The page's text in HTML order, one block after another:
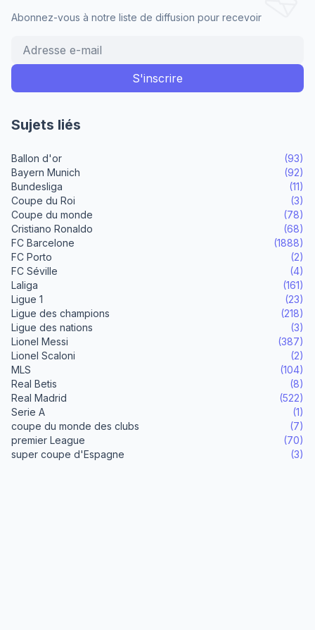
Abonnez-vous à notre liste de diffusion pour recevoir
Sujets liés
Ballon d'or
(93)
Bayern Munich
(92)
Bundesliga
(11)
Coupe du Roi
(3)
Coupe du monde
(78)
Cristiano Ronaldo
(68)
FC Barcelone
(1888)
FC Porto
(2)
FC Séville
(4)
Laliga
(161)
Ligue 1
(23)
Ligue des champions
(218)
Ligue des nations
(3)
Lionel Messi
(387)
Lionel Scaloni
(2)
MLS
(104)
Real Betis
(8)
Real Madrid
(522)
Serie A
(1)
coupe du monde des clubs
(7)
premier League
(70)
super coupe d'Espagne
(3)